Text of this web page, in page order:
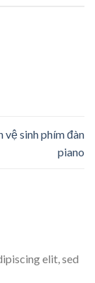
sinh phím đàn
piano
elit, sed